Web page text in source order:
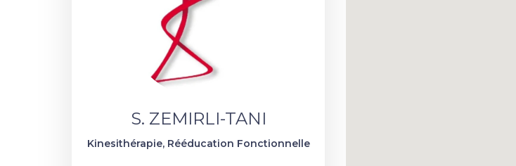
S. ZEMIRLI-TANI
Kinesithérapie, Rééducation Fonctionnelle